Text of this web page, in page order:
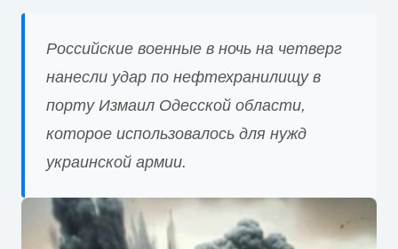
Российские военные в ночь на четверг
нанесли удар по нефтехранилищу в
порту Измаил Одесской области,
которое использовалось для нужд
украинской армии.